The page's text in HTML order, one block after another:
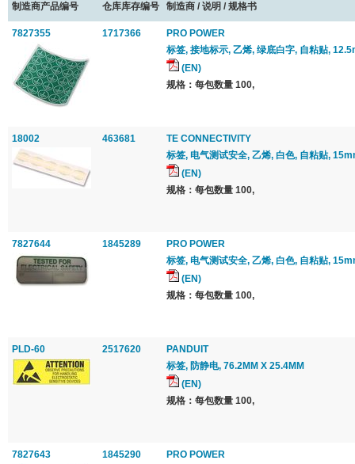
制造商产品编号 仓库库存编号 制造商 / 说明 / 规格书
7827355 1717366
PRO POWER
标签, 接地标示, 乙烯, 绿底白字, 自粘贴,
(EN)
规格：每包数量 100,
18002 463681
TE CONNECTIVITY
标签, 电气测试安全, 乙烯, 白色, 自粘贴,
(EN)
规格：每包数量 100,
7827644 1845289
PRO POWER
标签, 电气测试安全, 乙烯, 白色, 自粘贴,
(EN)
规格：每包数量 100,
PLD-60 2517620
PANDUIT
标签, 防静电, 76.2MM X 25.4MM
(EN)
规格：每包数量 100,
7827643 1845290
PRO POWER